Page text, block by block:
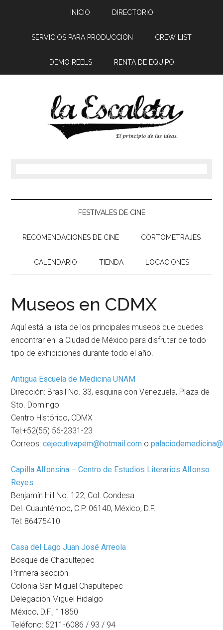
INICIO DIRECTORIO
SERVICIOS PARA PRODUCCIÓN CREW LIST
DEMO REELS RENTA DE EQUIPO
FESTIVALES DE CINE
RECOMENDACIONES DE CINE CORTOMETRAJES
CALENDARIO TIENDA LOCACIONES
Museos en CDMX
Aquí está la lista de los principales museos que puedes
encontrar en la Ciudad de México para disfrutar de todo
tipo de exhibiciones durante todo el año.
Antigua Escuela de Medicina UNAM
Dirección: Brasil No. 33, esquina con Venezuela, Plaza de
Sto. Domingo
Centro Histórico, CDMX
Tel:+52(55) 56-2331-23
Correos:cejecutivapem@hotmail.com o
Capilla Alfonsina – Centro de Estudios Literarios Alfonso
Reyes
Benjamín Hill No. 122, Col. Condesa
Del. Cuauhtémoc, C.P. 06140, México, D.F.
Tel: 86475410
Casa del Lago Juan José Arreola
Bosque de Chapultepec
Primera sección
Colonia San Miguel Chapultepec
Delegación Miguel Hidalgo
México, D.F., 11850
Teléfono: 5211-6086 / 93 / 94